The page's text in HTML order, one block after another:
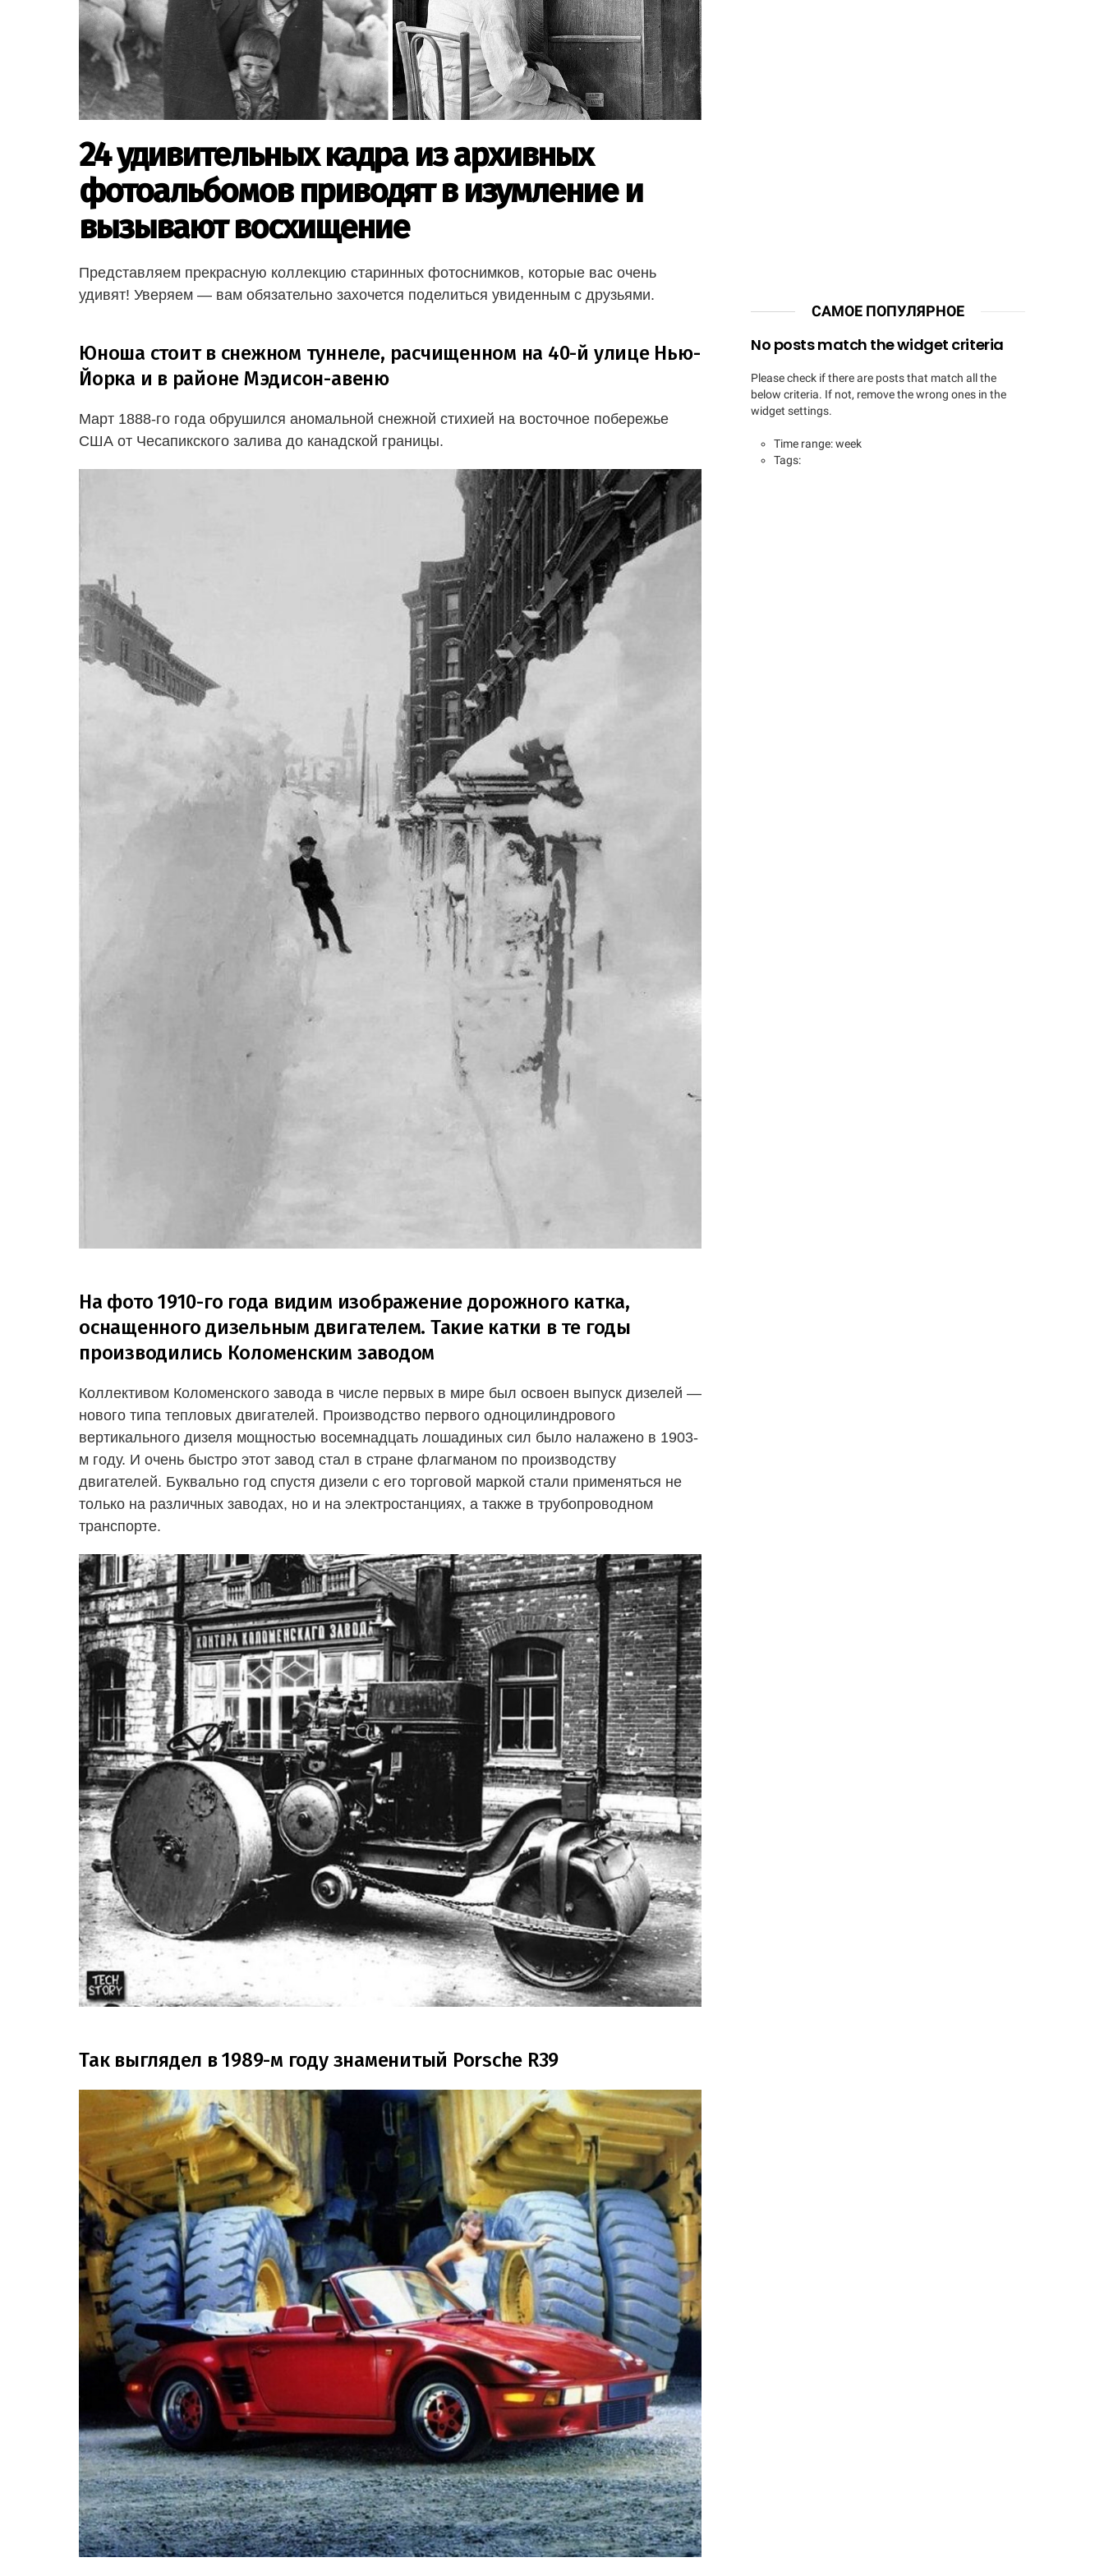
24 удивительных кадра из архивных
фотоальбомов приводят в изумление и
вызывают восхищение
Представляем прекрасную коллекцию старинных фотоснимков, которые вас очень
удивят! Уверяем — вам обязательно захочется поделиться увиденным с друзьями.
Юноша стоит в снежном туннеле, расчищенном на 40-й улице Нью-
Йорка и в районе Мэдисон-авеню
Март 1888-го года обрушился аномальной снежной стихией на восточное побережье
США от Чесапикского залива до канадской границы.
На фото 1910-го года видим изображение дорожного катка,
оснащенного дизельным двигателем. Такие катки в те годы
производились Коломенским заводом
Коллективом Коломенского завода в числе первых в мире был освоен выпуск дизелей —
нового типа тепловых двигателей. Производство первого одноцилиндрового
вертикального дизеля мощностью восемнадцать лошадиных сил было налажено в 1903-
м году. И очень быстро этот завод стал в стране флагманом по производству
двигателей. Буквально год спустя дизели с его торговой маркой стали применяться не
только на различных заводах, но и на электростанциях, а также в трубопроводном
транспорте.
Так выглядел в 1989-м году знаменитый Porsche R39
САМОЕ ПОПУЛЯРНОЕ
No posts match the widget criteria
Please check if there are posts that match all the
below criteria. If not, remove the wrong ones in the
widget settings.
Time range: week
Tags: